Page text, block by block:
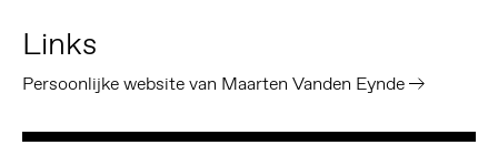
Links
Persoonlijke website van Maarten Vanden Eynde